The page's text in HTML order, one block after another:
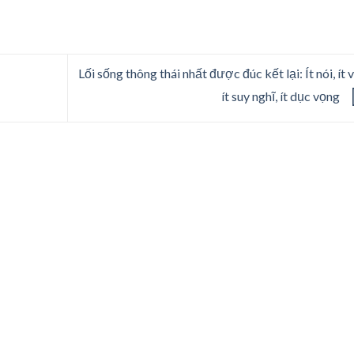
Lối sống thông thái nhất được đúc kết lại: Ít nói, ít
ít suy nghĩ, ít dục vọng